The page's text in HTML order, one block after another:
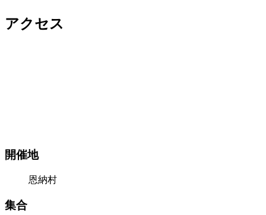
アクセス
開催地
恩納村
集合